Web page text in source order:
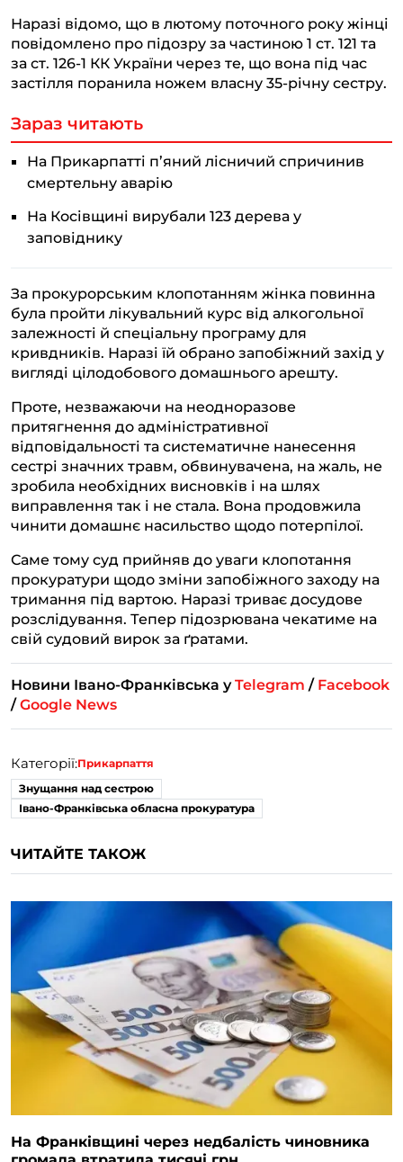
Наразі відомо, що в лютому поточного року жінці
повідомлено про підозру за частиною 1 ст. 121 та
за ст. 126-1 КК України через те, що вона під час
застілля поранила ножем власну 35-річну сестру.
Зараз читають
На Прикарпатті п’яний лісничий спричинив
смертельну аварію
На Косівщині вирубали 123 дерева у
заповіднику
За прокурорським клопотанням жінка повинна
була пройти лікувальний курс від алкогольної
залежності й спеціальну програму для
кривдників. Наразі їй обрано запобіжний захід у
вигляді цілодобового домашнього арешту.
Проте, незважаючи на неодноразове
притягнення до адміністративної
відповідальності та систематичне нанесення
сестрі значних травм, обвинувачена, на жаль, не
зробила необхідних висновків і на шлях
виправлення так і не стала. Вона продовжила
чинити домашнє насильство щодо потерпілої.
Саме тому суд прийняв до уваги клопотання
прокуратури щодо зміни запобіжного заходу на
тримання під вартою. Наразі триває досудове
розслідування. Тепер підозрювана чекатиме на
свій судовий вирок за ґратами.
Новини Івано-Франківська уTelegram / Facebook
/Google News
Категорії:Прикарпаття
Знущання над сестрою
Івано-Франківська обласна прокуратура
ЧИТАЙТЕ ТАКОЖ
На Франківщині через недбалість чиновника